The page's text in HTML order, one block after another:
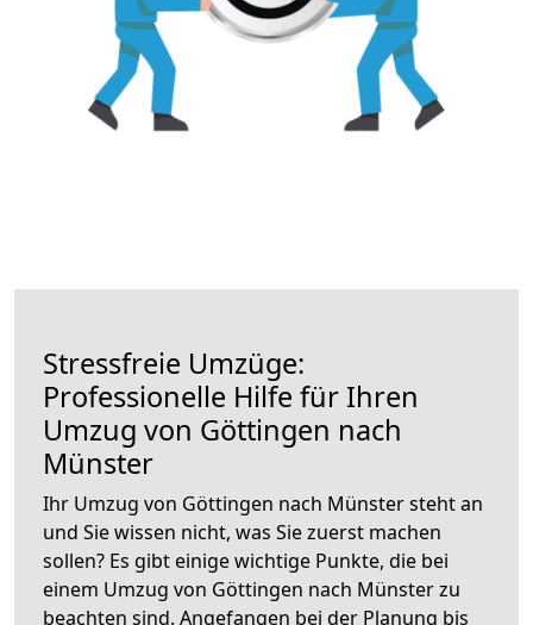
Stressfreie Umzüge:
Professionelle Hilfe für Ihren
Umzug von Göttingen nach
Münster
Ihr Umzug von Göttingen nach Münster steht an
und Sie wissen nicht, was Sie zuerst machen
sollen? Es gibt einige wichtige Punkte, die bei
einem Umzug von Göttingen nach Münster zu
beachten sind. Angefangen bei der Planung bis